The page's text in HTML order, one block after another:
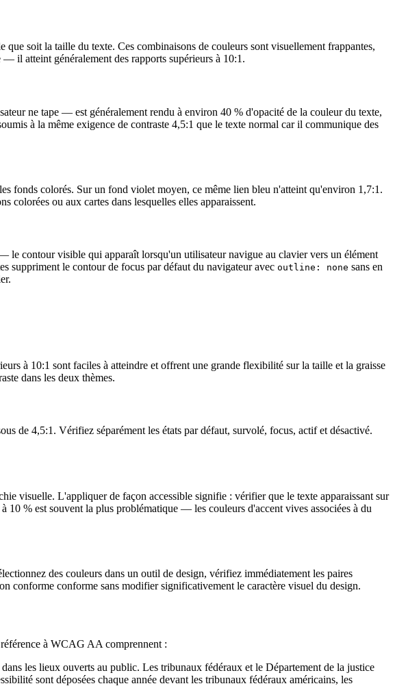
que soit la taille du texte. Ces combinaisons de couleurs sont visuellement frappantes,
il atteint généralement des rapports supérieurs à 10:1.
ne tape — est généralement rendu à environ 40 % d'opacité de la couleur du texte,
à la même exigence de contraste 4,5:1 que le texte normal car il communique des
fonds colorés. Sur un fond violet moyen, ce même lien bleu n'atteint qu'environ 1,7:1.
colorées ou aux cartes dans lesquelles elles apparaissent.
le contour visible qui apparaît lorsqu'un utilisateur navigue au clavier vers un élément
suppriment le contour de focus par défaut du navigateur avec outline: none sans en
à 10:1 sont faciles à atteindre et offrent une grande flexibilité sur la taille et la graisse
dans les deux thèmes.
de 4,5:1. Vérifiez séparément les états par défaut, survolé, focus, actif et désactivé.
visuelle. L'appliquer de façon accessible signifie : vérifier que le texte apparaissant sur
10 % est souvent la plus problématique — les couleurs d'accent vives associées à du
des couleurs dans un outil de design, vérifiez immédiatement les paires
conforme conforme sans modifier significativement le caractère visuel du design.
à WCAG AA comprennent :
les lieux ouverts au public. Les tribunaux fédéraux et le Département de la justice
sont déposées chaque année devant les tribunaux fédéraux américains, les